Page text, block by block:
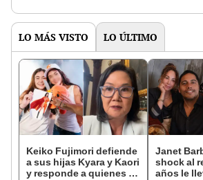
LO MÁS VISTO LO ÚLTIMO
Keiko Fujimori defiende
a sus hijas Kyara y Kaori
y responde a quienes la
Janet
shock al
años le